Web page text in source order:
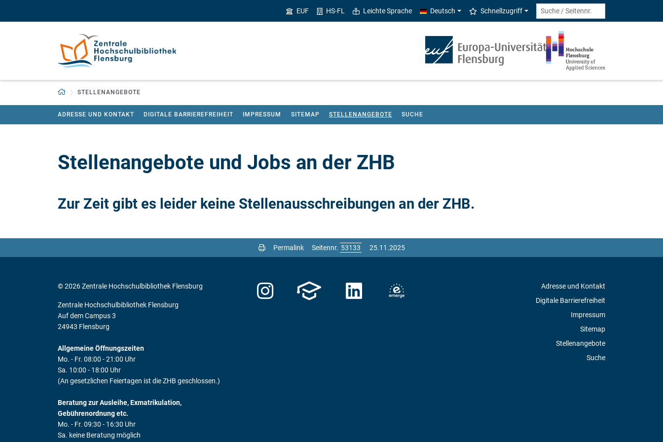
EUF HS-FL Leichte Sprache Deutsch Schnellzugriff
Zurück zur Startseite
STELLENANGEBOTE
ADRESSE UND KONTAKT DIGITALE BARRIEREFREIHEIT IMPRESSUM SITEMAP STELLENANGEBOTE SUCHE
Stellenangebote und Jobs an der ZHB
Zur Zeit gibt es leider keine Stellenausschreibungen an der ZHB.
Permalink Seitennr. 25.11.2025
Adresse und Kontakt
Digitale Barrierefreiheit
Impressum
Sitemap
Stellenangebote
Suche
© 2026 Zentrale Hochschulbibliothek Flensburg
Zentrale Hochschulbibliothek Flensburg
Auf dem Campus 3
24943 Flensburg
Allgemeine Öffnungszeiten
Mo. - Fr. 08:00 - 21:00 Uhr
Sa. 10:00 - 18:00 Uhr
(An gesetzlichen Feiertagen ist die ZHB geschlossen.)
Beratung zur Ausleihe, Exmatrikulation,
Gebührenordnung etc.
Mo. - Fr. 09:30 - 16:30 Uhr
Sa. keine Beratung möglich